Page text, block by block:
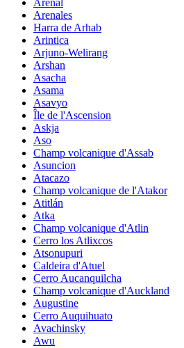
Arenales
Harra de Arhab
Arintica
Arjuno-Welirang
Arshan
Asacha
Asama
Asavyo
Île de l'Ascension
Askja
Aso
Champ volcanique d'Assab
Asuncion
Atacazo
Champ volcanique de l'Atakor
Atitlán
Atka
Champ volcanique d'Atlin
Cerro los Atlixcos
Atsonupuri
Caldeira d'Atuel
Cerro Aucanquilcha
Champ volcanique d'Auckland
Augustine
Cerro Auquihuato
Avachinsky
Awu